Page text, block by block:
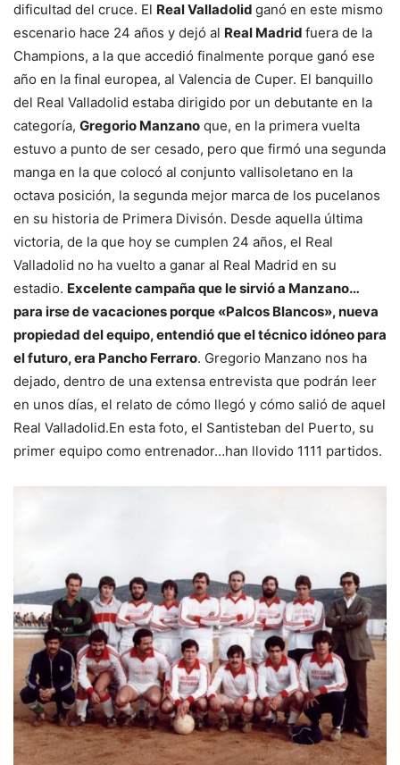
dificultad del cruce. El Real Valladolid ganó en este mismo
escenario hace 24 años y dejó al Real Madrid fuera de la
Champions, a la que accedió finalmente porque ganó ese
año en la final europea, al Valencia de Cuper. El banquillo
del Real Valladolid estaba dirigido por un debutante en la
categoría, Gregorio Manzano que, en la primera vuelta
estuvo a punto de ser cesado, pero que firmó una segunda
manga en la que colocó al conjunto vallisoletano en la
octava posición, la segunda mejor marca de los pucelanos
en su historia de Primera Divisón. Desde aquella última
victoria, de la que hoy se cumplen 24 años, el Real
Valladolid no ha vuelto a ganar al Real Madrid en su
estadio. Excelente campaña que le sirvió a Manzano…
para irse de vacaciones porque «Palcos Blancos», nueva
propiedad del equipo, entendió que el técnico idóneo para
el futuro, era Pancho Ferraro. Gregorio Manzano nos ha
dejado, dentro de una extensa entrevista que podrán leer
en unos días, el relato de cómo llegó y cómo salió de aquel
Real Valladolid.En esta foto, el Santisteban del Puerto, su
primer equipo como entrenador…han llovido 1111 partidos.